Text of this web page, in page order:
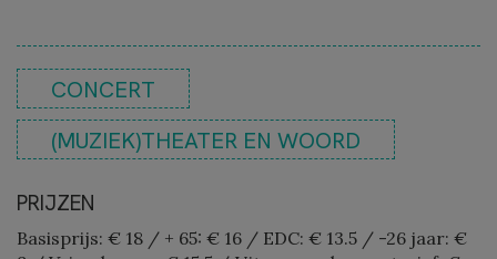
CONCERT
(MUZIEK)THEATER EN WOORD
PRIJZEN
Basisprijs: € 18 / + 65: € 16 / EDC: € 13.5 / -26 jaar: €